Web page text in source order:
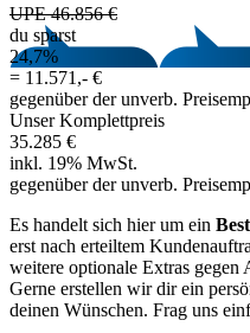
UPE 46.856 €
du sparst
24,7%
= 11.571,- €
gegenüber der unverb.
Unser Komplettpreis
35.285 €
inkl. 19% MwSt.
gegenüber der unverb.
Es handelt sich hier um ein
erst nach erteiltem
weitere optionale Extras
Gerne erstellen wir dir ein
deinen Wünschen. Frag uns